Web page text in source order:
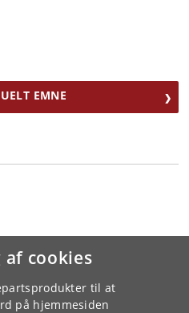
cookies
til at
på hjemmesiden
EMNE